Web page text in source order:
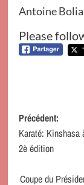
Antoine Bolia
Please
Navigation
d’article
Précédent:
Karaté: Kinshasa
2è édition
Coupe du